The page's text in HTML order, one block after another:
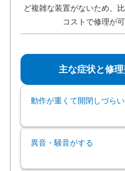
ど複雑な装置がないため、
コストで修理が可
主な症状と修
動作が重くて開閉しづらい
異音・騒音がする